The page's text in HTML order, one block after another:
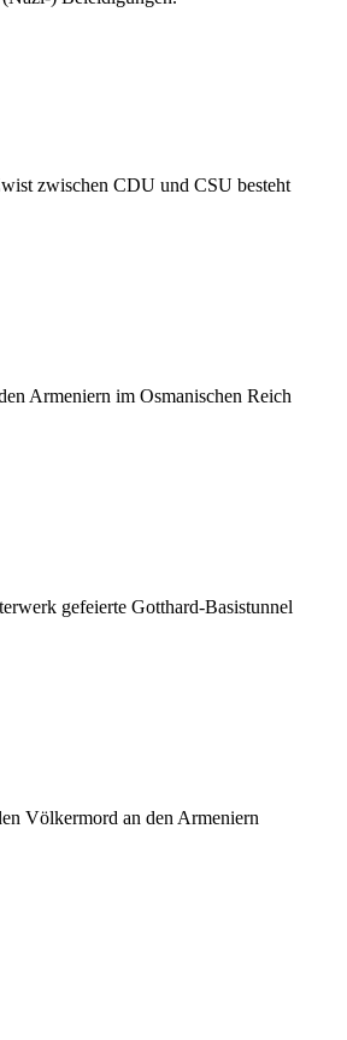
zwischen CDU und CSU besteht
Armeniern im Osmanischen Reich
gefeierte Gotthard-Basistunnel
Völkermord an den Armeniern